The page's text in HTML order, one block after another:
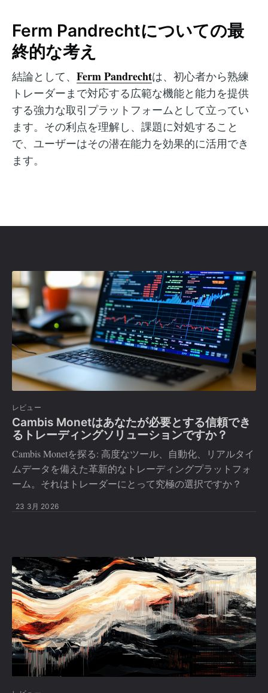
Ferm Pandrechtについての最
終的な考え
結論として、 Ferm Pandrechtは、初心者から熟練
トレーダーまで対応する広範な機能と能力を提供
する強力な取引プラットフォームとして立ってい
ます。その利点を理解し、課題に対処すること
で、ユーザーはその潜在能力を効果的に活用でき
ます。
レビュー
Cambis Monetはあなたが必要とする信頼でき
るトレーディングソリューションですか？
Cambis Monetを探る: 高度なツール、自動化、リアルタイ
ムデータを備えた革新的なトレーディングプラットフォ
ーム。それはトレーダーにとって究極の選択ですか？
23 3月 2026